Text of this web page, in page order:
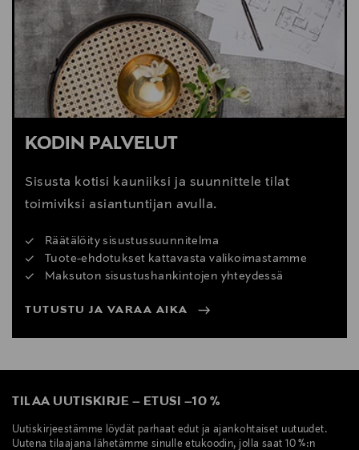
cliente@kavehome.com
KODIN PALVELUT
Sisusta kotisi kauniiksi ja suunnittele tilat
toimiviksi asiantuntijan avulla.
Räätälöity sisustussuunnitelma
Tuote-ehdotukset kattavasta valikoimastamme
Maksuton sisustushankintojen yhteydessä
TUTUSTU JA VARAA AIKA
TILAA UUTISKIRJE – ETUSI –10 %
Uutiskirjeestämme löydät parhaat edut ja ajankohtaiset uutuudet.
Uutena tilaajana lähetämme sinulle etukoodin, jolla saat 10 %:n